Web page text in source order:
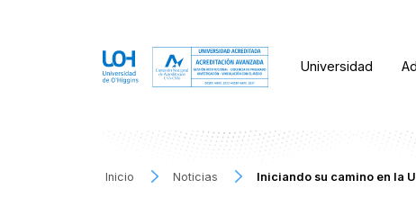
Universidad
Inicio Noticias Iniciando su camino en la